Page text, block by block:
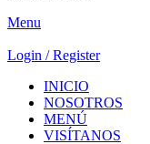
Menu
Login / Register
INICIO
NOSOTROS
MENÚ
VISÍTANOS